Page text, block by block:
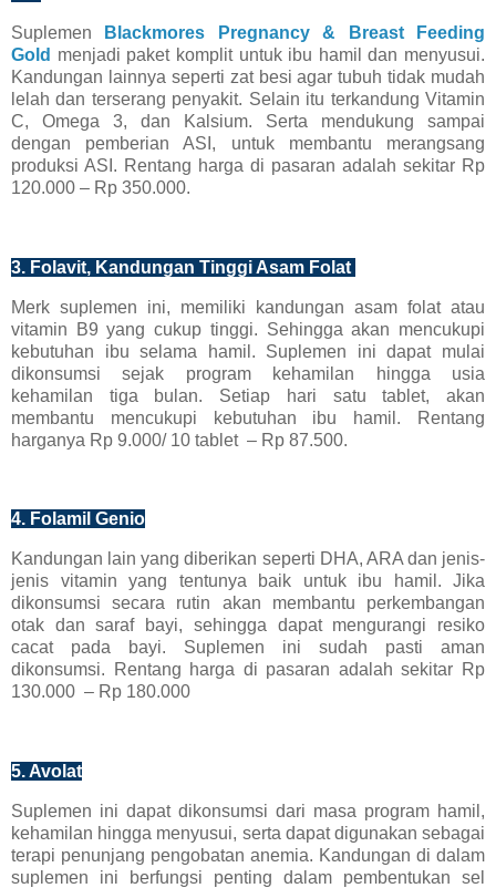
Suplemen
Blackmores Pregnancy & Breast Feeding
Gold menjadi paket komplit untuk ibu hamil dan menyusui.
Kandungan lainnya seperti zat besi agar tubuh tidak mudah
lelah dan terserang penyakit. Selain itu terkandung Vitamin
C, Omega 3, dan Kalsium. Serta mendukung sampai
dengan pemberian ASI, untuk membantu merangsang
produksi ASI. Rentang harga di pasaran adalah sekitar Rp
120.000 – Rp 350.000.
3. Folavit, Kandungan Tinggi Asam Folat
Merk suplemen ini, memiliki kandungan asam folat atau
vitamin B9 yang cukup tinggi. Sehingga akan mencukupi
kebutuhan ibu selama hamil. Suplemen ini dapat mulai
dikonsumsi sejak program kehamilan hingga usia
kehamilan tiga bulan. Setiap hari satu tablet, akan
membantu mencukupi kebutuhan ibu hamil. Rentang
harganya Rp 9.000/ 10 tablet – Rp 87.500.
4. Folamil Genio
Kandungan lain yang diberikan seperti DHA, ARA dan jenis-
jenis vitamin yang tentunya baik untuk ibu hamil. Jika
dikonsumsi secara rutin akan membantu perkembangan
otak dan saraf bayi, sehingga dapat mengurangi resiko
cacat pada bayi. Suplemen ini sudah pasti aman
dikonsumsi. Rentang harga di pasaran adalah sekitar Rp
130.000 – Rp 180.000
5. Avolat
Suplemen ini dapat dikonsumsi dari masa program hamil,
kehamilan hingga menyusui, serta dapat digunakan sebagai
terapi penunjang pengobatan anemia. Kandungan di dalam
suplemen ini berfungsi penting dalam pembentukan sel